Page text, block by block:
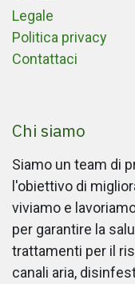
Legale
Politica privacy
Contattaci
Chi siamo
Siamo un team di
l'obiettivo di
viviamo e
per garantire la
trattamenti per il
canali aria,